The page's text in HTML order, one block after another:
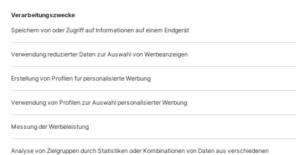
Der britische Meister des indischen Kathak schießt wie ein
Torpedo hinein in den getrommelten Frieden, kommandiert
von rhythmusgebenden Bols und dem Gesang von Aditya
Prakash, der seine Stimme schenkelklopfend und mit
herrlichen Armschwüngen stützt. Das ist Kathak, das ist
Indien, so weit entfernt wie der Krieg. Akram Khan fegt über
die Bühne mit gespreizten...
Amsterdam: Nederlands Dans Theater 2 «Sum